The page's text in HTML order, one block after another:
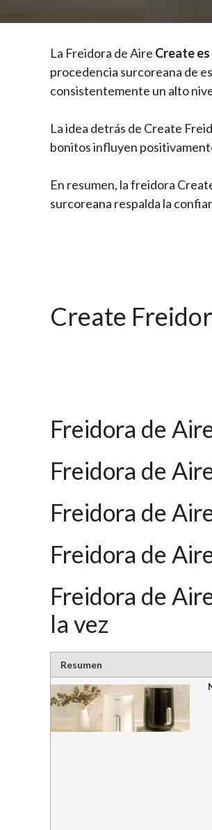
La Freidora de Aire Create
procedencia surcoreana de
consistentemente un alto
La idea detrás de Create
bonitos influyen
En resumen, la freidora
surcoreana respalda la
Create
Freidora de
Freidora de
Freidora de
Freidora de
Freidora de
la vez
Resumen